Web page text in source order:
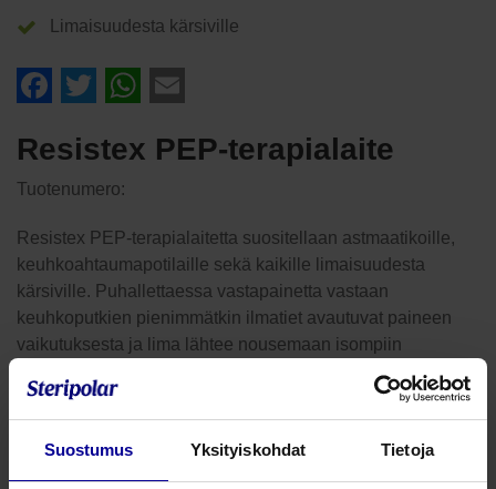
Suostumus Yksityiskohdat Tietoja
Limaisuudesta kärsiville
Facebook
TwitterWhatsApp
Resistex PEP-terapialaite
Tuotenumero:
Resistex PEP-terapialaitetta suositellaan astmaatikoille,
keuhkoahtaumapotilaille sekä kaikille limaisuudesta
kärsiville. Puhallettaessa vastapainetta vastaan
keuhkoputkien pienimmätkin ilmatiet avautuvat paineen
vaikutuksesta ja lima lähtee nousemaan isompiin
hengitystiehyeisiin ja se on helpommin yskittävissä.
Resistexiin on mahdollista liittää painemittari, jolloin
uloshengityspainetta voidaan seurata tai antaa
samanaikaisesti aerosolilääkitystä liittämällä nebulisaattori
laitteeseen.